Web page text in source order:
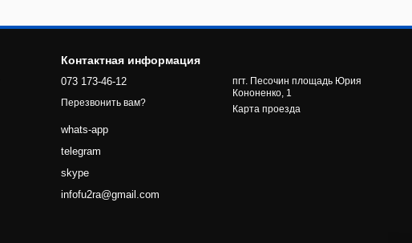
Контактная информация
073 173-46-12
Перезвонить вам?
whats-app
telegram
skype
infofu2ra@gmail.com
пгт. Песочин площадь Юрия
Кононенко, 1
Карта проезда